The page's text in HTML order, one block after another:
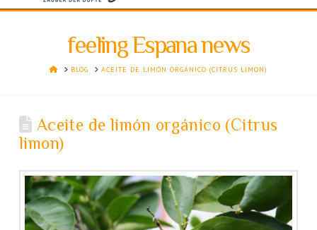
feeling Espana news
HOMEBLOG ACEITE DE LIMÓN ORGÁNICO (CITRUS LIMON)
Aceite de limón orgánico (Citrus
limon)